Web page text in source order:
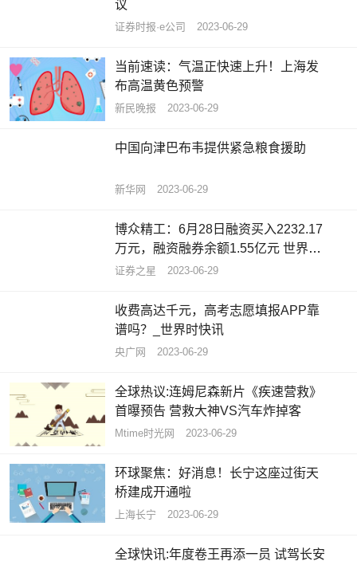
议
证券时报·e公司 2023-06-29
当前速读：气温正快速上升！上海发
布高温黄色预警
新民晚报 2023-06-29
中国向津巴布韦提供紧急粮食援助
新华网 2023-06-29
博众精工：6月28日融资买入2232.17
万元，融资融券余额1.55亿元 世界播
报
证券之星 2023-06-29
收费高达千元，高考志愿填报APP靠
谱吗？_世界时快讯
央广网 2023-06-29
全球热议:连姆尼森新片《疾速营救》
首曝预告 营救大神VS汽车炸掉客
Mtime时光网 2023-06-29
环球聚焦：好消息！长宁这座过街天
桥建成开通啦
上海长宁 2023-06-29
全球快讯:年度卷王再添一员 试驾长安